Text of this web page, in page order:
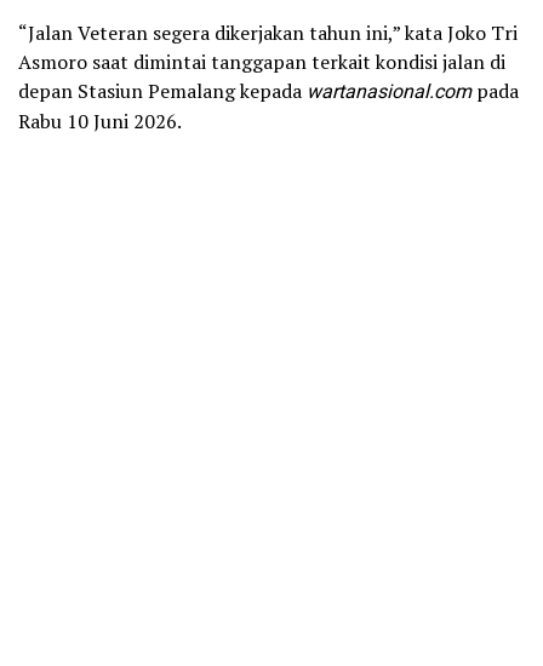
“Jalan Veteran segera dikerjakan tahun ini,” kata Joko Tri
Asmoro saat dimintai tanggapan terkait kondisi jalan di
depan Stasiun Pemalang kepada wartanasional.compada
Rabu 10 Juni 2026.